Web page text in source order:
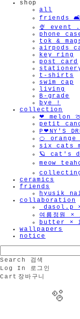
shop
all
friends 🛋️
🍨 event
phone
tok &
airpods
key ring
post card
t-shirts
swim cap
living
B-grade
bye !
collection
❤︎ melon
petit
P❤︎NY'S
🍊 orange
six cats
🪐 cat's
meow
ceramics
friends
collaboration
여름정
butter ×
wallpapers
notice
Search
검색
Log In
로그인
Cart 장바구니